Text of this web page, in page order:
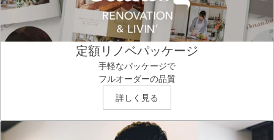
定額リノベパッケージ
手軽なパッケージで
フルオーダーの品質
詳しく見る